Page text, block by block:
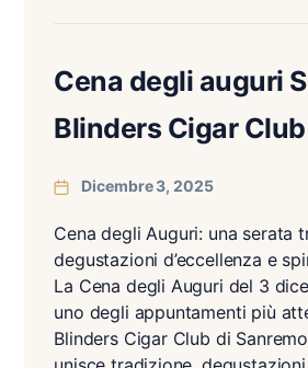
Cena degli auguri
Blinders Cigar Club
Dicembre 3, 2025
Cena degli Auguri: una serata
degustazioni d’eccellenza e
La Cena degli Auguri del 3
uno degli appuntamenti più
Blinders Cigar Club di